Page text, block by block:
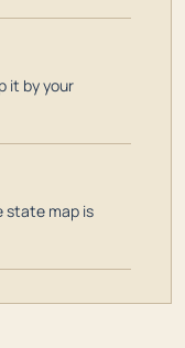
it by your
state map is